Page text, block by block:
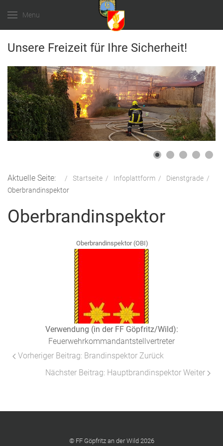
Menu
Unsere Freizeit für Ihre Sicherheit!
Aktuelle Seite: Startseite Infoplattform
Dienstgrade
Oberbrandinspektor
Oberbrandinspektor
Oberbrandinspektor (OBI)
Verwendung (in der FF Göpfritz/Wild):
Feuerwehrkommandantstellvertreter
Vorheriger Beitrag: Brandinspektor Zurück
Nächster Beitrag: Hauptbrandinspektor Weiter
© FF Göpfritz an der Wild 2026